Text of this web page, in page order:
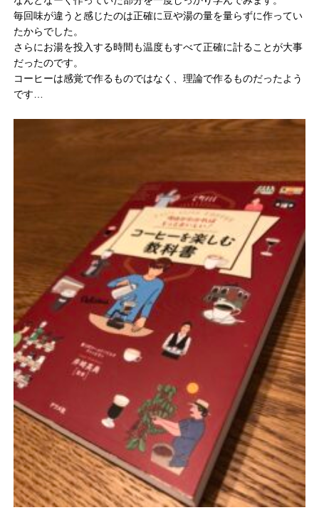
毎回味が違うと感じたのは正確に豆や湯の量を量らずに作ってい
たからでした。
さらにお湯を投入する時間も温度もすべて正確に計ることが大事
だったのです。
コーヒーは感覚で作るものではなく、理論で作るものだったよう
です…